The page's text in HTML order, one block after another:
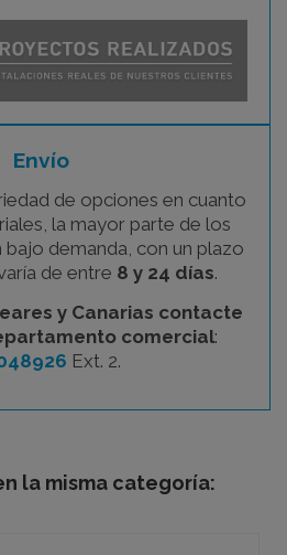
Envío
de opciones en cuanto
la mayor parte de los
demanda, con un plazo
de entre 8 y 24 días.
y Canarias contacte
comercial:
Ext. 2.
la misma categoría: